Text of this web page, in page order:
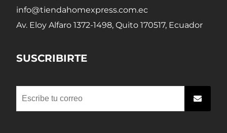
info@tiendahomexpress.com.ec
Av. Eloy Alfaro 1372-1498, Quito 170517, Ecuador
SUSCRIBIRTE